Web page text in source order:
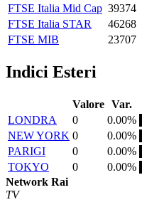
FTSE Italia Mid Cap 39374
FTSE Italia STAR
46268
FTSE MIB
23707
Indici Esteri
Valore Var.
LONDRA
0
0.00%
NEW YORK 0
0.00%
PARIGI
0
0.00%
TOKYO
0
0.00%
Network Rai
TV